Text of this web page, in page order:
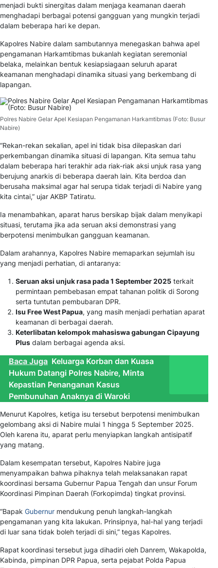
menjadi bukti sinergitas dalam menjaga keamanan daerah
menghadapi berbagai potensi gangguan yang mungkin terjadi
dalam beberapa hari ke depan.
Kapolres Nabire dalam sambutannya menegaskan bahwa apel
pengamanan Harkamtibmas bukanlah kegiatan seremonial
belaka, melainkan bentuk kesiapsiagaan seluruh aparat
keamanan menghadapi dinamika situasi yang berkembang di
lapangan.
Polres Nabire Gelar Apel Kesiapan Pengamanan Harkamtibmas (Foto: Busur
Nabire)
“Rekan-rekan sekalian, apel ini tidak bisa dilepaskan dari
perkembangan dinamika situasi di lapangan. Kita semua tahu
dalam beberapa hari terakhir ada riak-riak aksi unjuk rasa yang
berujung anarkis di beberapa daerah lain. Kita berdoa dan
berusaha maksimal agar hal serupa tidak terjadi di Nabire yang
kita cintai,” ujar AKBP Tatiratu.
Ia menambahkan, aparat harus bersikap bijak dalam menyikapi
situasi, terutama jika ada seruan aksi demonstrasi yang
berpotensi menimbulkan gangguan keamanan.
Dalam arahannya, Kapolres Nabire memaparkan sejumlah isu
yang menjadi perhatian, di antaranya:
Seruan aksi unjuk rasa pada 1 September 2025 terkait
permintaan pembebasan empat tahanan politik di Sorong
serta tuntutan pembubaran DPR.
Isu Free West Papua, yang masih menjadi perhatian aparat
keamanan di berbagai daerah.
Keterlibatan kelompok mahasiswa gabungan Cipayung
Plus dalam berbagai agenda aksi.
Baca Juga Keluarga Korban dan Kuasa
Hukum Datangi Polres Nabire, Minta
Kepastian Penanganan Kasus
Pembunuhan Anaknya di Waroki
Menurut Kapolres, ketiga isu tersebut berpotensi menimbulkan
gelombang aksi di Nabire mulai 1 hingga 5 September 2025.
Oleh karena itu, aparat perlu menyiapkan langkah antisipatif
yang matang.
Dalam kesempatan tersebut, Kapolres Nabire juga
menyampaikan bahwa pihaknya telah melaksanakan rapat
koordinasi bersama Gubernur Papua Tengah dan unsur Forum
Koordinasi Pimpinan Daerah (Forkopimda) tingkat provinsi.
“Bapak Gubernur mendukung penuh langkah-langkah
pengamanan yang kita lakukan. Prinsipnya, hal-hal yang terjadi
di luar sana tidak boleh terjadi di sini,” tegas Kapolres.
Rapat koordinasi tersebut juga dihadiri oleh Danrem, Wakapolda,
Kabinda, pimpinan DPR Papua, serta pejabat Polda Papua